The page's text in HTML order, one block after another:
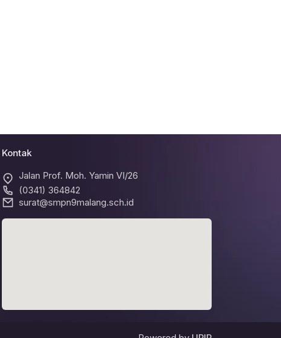
Kontak
Jalan Prof. Moh. Yamin VI/26
(0341) 364842
surat@smpn9malang.sch.id